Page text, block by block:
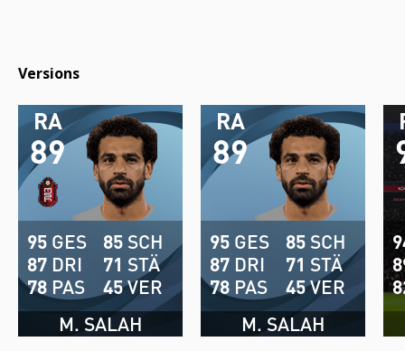
Versions
89
RA
M. SALAH
95 GES
87 DRI
78 PAS
85 SCH
71 STÄ
45VER
89
RA
M. SALAH
95 GES
87 DRI
78 PAS
85 SCH
71 STÄ
45VER